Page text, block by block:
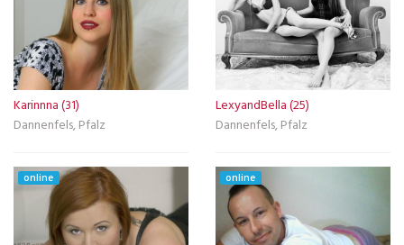
Karinnna (31)
Dannenfels, Pfalz
LexyandBella (25)
Dannenfels, Pfalz
online online